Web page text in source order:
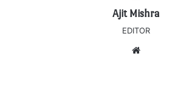
Ajit Mishra
EDITOR